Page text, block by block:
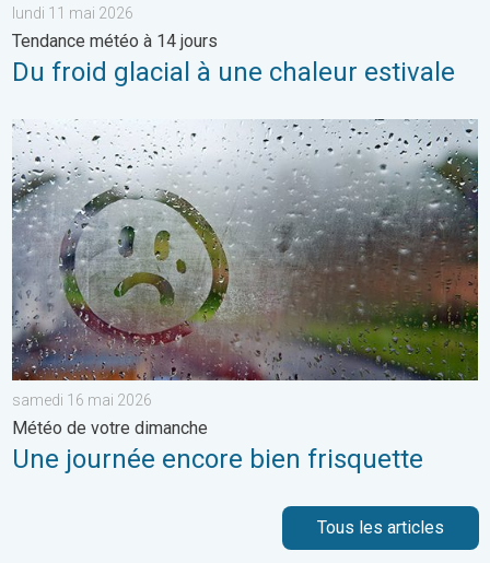
lundi 11 mai 2026
Tendance météo à 14 jours
Du froid glacial à une chaleur estivale
Une journée encore bien frisquette. Météo de votre
samedi 16 mai 2026
Météo de votre dimanche
Une journée encore bien frisquette
Tous les articles